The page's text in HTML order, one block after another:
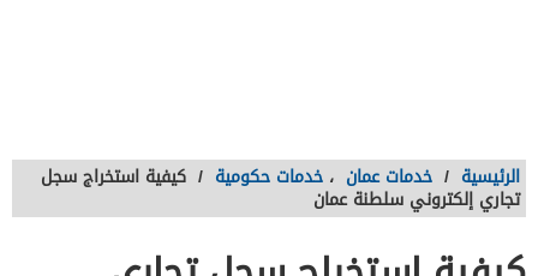
الرئيسية / خدمات عمان ، خدمات حكومية / كيفية استخراج سجل
تجاري إلكتروني سلطنة عمان